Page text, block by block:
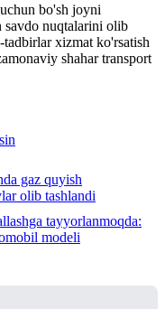
bo'sh joyni
savdo nuqtalarini olib
xizmat ko'rsatish
shahar transport
gaz quyish
olib tashlandi
tayyorlanmoqda:
modeli